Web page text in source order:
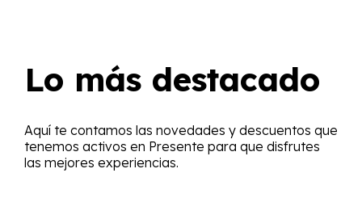
Lo más destacado
Aquí te contamos las novedades y descuentos que
tenemos activos en Presente para que disfrutes
las mejores experiencias.